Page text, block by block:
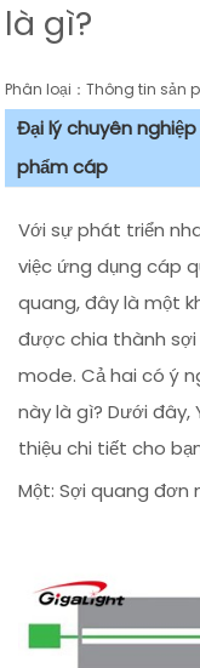
là gì?
Phân loại：Thông tin
Đại lý chuyên
phẩm cáp
Với sự phát triển
việc ứng dụng cáp
quang, đây là một
được chia thành
mode. Cả hai có ý
này là gì? Dưới
thiệu chi tiết cho
Một: Sợi quang đơn